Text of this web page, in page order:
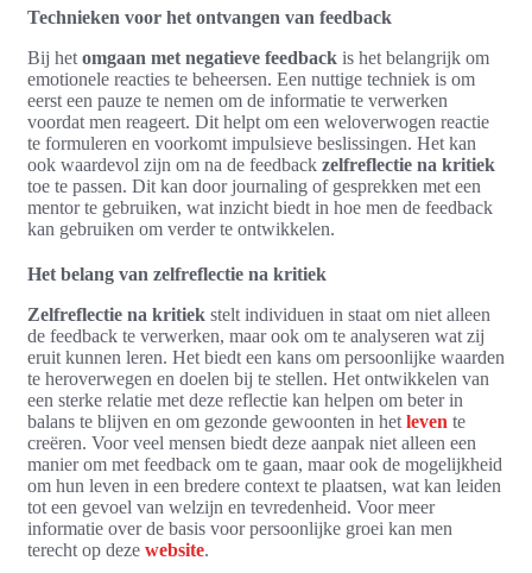
Technieken voor het ontvangen van feedback
Bij het omgaan met negatieve feedback is het belangrijk om
emotionele reacties te beheersen. Een nuttige techniek is om
eerst een pauze te nemen om de informatie te verwerken
voordat men reageert. Dit helpt om een weloverwogen reactie
te formuleren en voorkomt impulsieve beslissingen. Het kan
ook waardevol zijn om na de feedback zelfreflectie na kritiek
toe te passen. Dit kan door journaling of gesprekken met een
mentor te gebruiken, wat inzicht biedt in hoe men de feedback
kan gebruiken om verder te ontwikkelen.
Het belang van zelfreflectie na kritiek
Zelfreflectie na kritiek stelt individuen in staat om niet alleen
de feedback te verwerken, maar ook om te analyseren wat zij
eruit kunnen leren. Het biedt een kans om persoonlijke waarden
te heroverwegen en doelen bij te stellen. Het ontwikkelen van
een sterke relatie met deze reflectie kan helpen om beter in
balans te blijven en om gezonde gewoonten in het leven te
creëren. Voor veel mensen biedt deze aanpak niet alleen een
manier om met feedback om te gaan, maar ook de mogelijkheid
om hun leven in een bredere context te plaatsen, wat kan leiden
tot een gevoel van welzijn en tevredenheid. Voor meer
informatie over de basis voor persoonlijke groei kan men
terecht op deze website.